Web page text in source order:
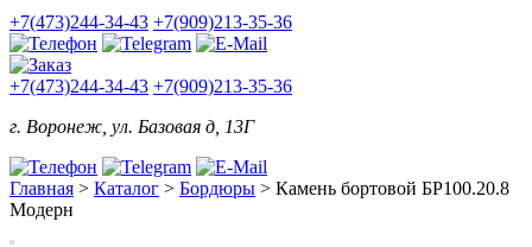
+7(473)244-34-43 +7(909)213-35-36
+7(473)244-34-43 +7(909)213-35-36
г. Воронеж, ул. Базовая д, 13Г
Главная > Каталог > Бордюры > Камень бортовой БР100.20.8
Модерн